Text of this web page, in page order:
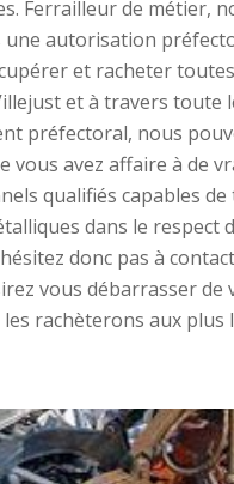
Ferrailleur de métier,
une autorisation
et racheter
et à travers toute
préfectoral, nous
vous avez affaire à de
qualifiés capables
dans le respect
donc pas à
vous débarrasser de
rachèterons aux plus